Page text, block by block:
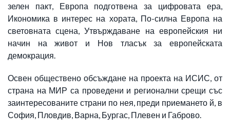
зелен пакт, Европа подготвена за цифровата ера,
Икономика в интерес на хората, По-силна Европа на
световната сцена, Утвърждаване на европейския ни
начин на живот и Нов тласък за европейската
демокрация.
Освен обществено обсъждане на проекта на ИСИС, от
страна на МИР са проведени и регионални срещи със
заинтересованите страни по нея, преди приемането й, в
София, Пловдив, Варна, Бургас, Плевен и Габрово.